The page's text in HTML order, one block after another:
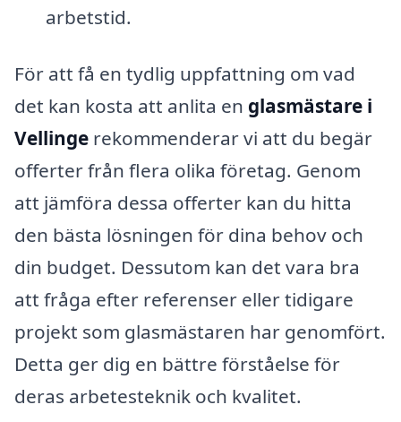
arbetstid.
För att få en tydlig uppfattning om vad
det kan kosta att anlita en glasmästare i
Vellinge rekommenderar vi att du begär
offerter från flera olika företag. Genom
att jämföra dessa offerter kan du hitta
den bästa lösningen för dina behov och
din budget. Dessutom kan det vara bra
att fråga efter referenser eller tidigare
projekt som glasmästaren har genomfört.
Detta ger dig en bättre förståelse för
deras arbetesteknik och kvalitet.